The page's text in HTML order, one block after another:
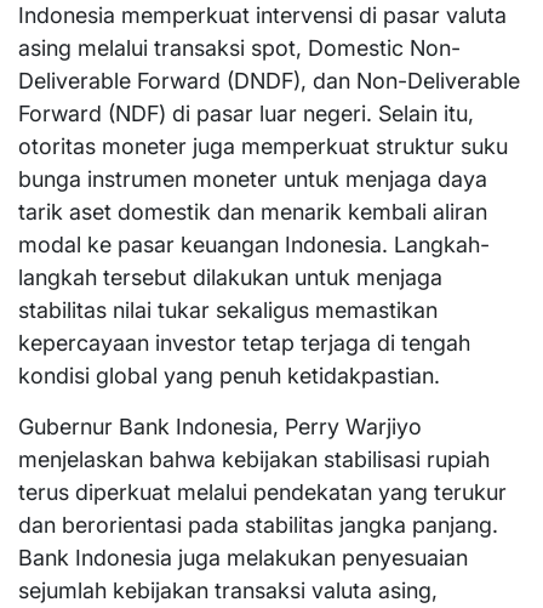
Indonesia memperkuat intervensi di pasar valuta
asing melalui transaksi spot, Domestic Non-
Deliverable Forward (DNDF), dan Non-Deliverable
Forward (NDF) di pasar luar negeri. Selain itu,
otoritas moneter juga memperkuat struktur suku
bunga instrumen moneter untuk menjaga daya
tarik aset domestik dan menarik kembali aliran
modal ke pasar keuangan Indonesia. Langkah-
langkah tersebut dilakukan untuk menjaga
stabilitas nilai tukar sekaligus memastikan
kepercayaan investor tetap terjaga di tengah
kondisi global yang penuh ketidakpastian.
Gubernur Bank Indonesia, Perry Warjiyo
menjelaskan bahwa kebijakan stabilisasi rupiah
terus diperkuat melalui pendekatan yang terukur
dan berorientasi pada stabilitas jangka panjang.
Bank Indonesia juga melakukan penyesuaian
sejumlah kebijakan transaksi valuta asing,